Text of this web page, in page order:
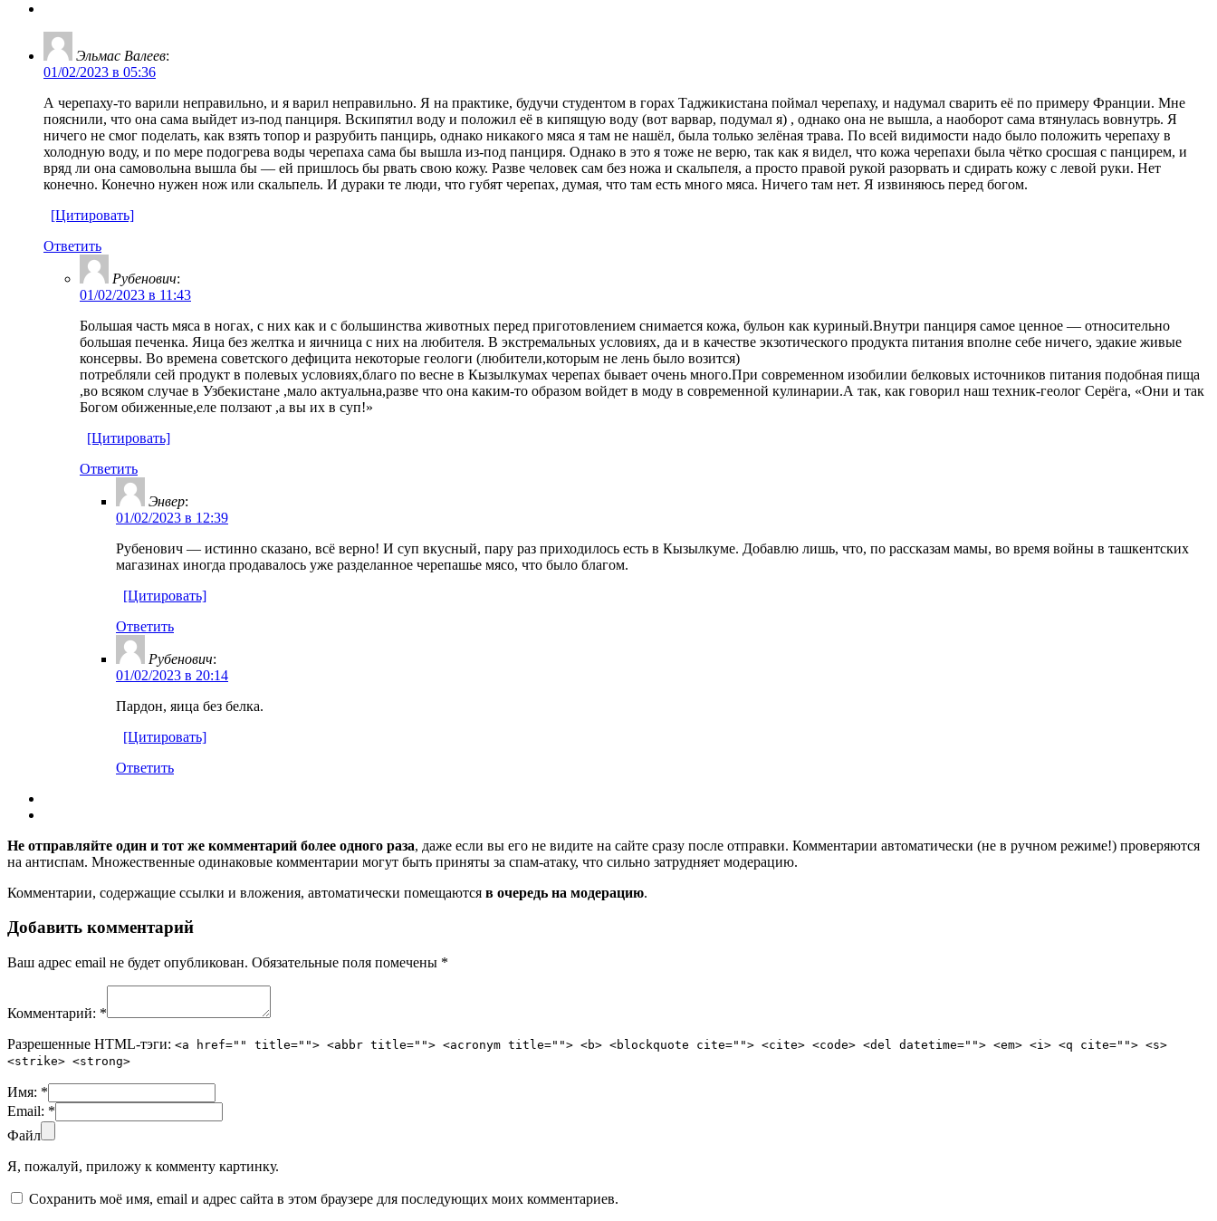
Эльмас Валеев:
01/02/2023 в 05:36
А черепаху-то варили неправильно, и я варил неправильно. Я на практике, будучи студентом в горах Таджикистана поймал черепаху, и надумал сварить её по примеру Франции. Мне
пояснили, что она сама выйдет из-под панциря. Вскипятил воду и положил её в кипящую воду (вот варвар, подумал я) , однако она не вышла, а наоборот сама втянулась вовнутрь. Я
ничего не смог поделать, как взять топор и разрубить панцирь, однако никакого мяса я там не нашёл, была только зелёная трава. По всей видимости надо было положить черепаху в
холодную воду, и по мере подогрева воды черепаха сама бы вышла из-под панциря. Однако в это я тоже не верю, так как я видел, что кожа черепахи была чётко сросшая с панцирем, и
вряд ли она самовольна вышла бы — ей пришлось бы рвать свою кожу. Разве человек сам без ножа и скальпеля, а просто правой рукой разорвать и сдирать кожу с левой руки. Нет
конечно. Конечно нужен нож или скальпель. И дураки те люди, что губят черепах, думая, что там есть много мяса. Ничего там нет. Я извиняюсь перед богом.
[Цитировать]
Ответить
Рубенович:
01/02/2023 в 11:43
Большая часть мяса в ногах, с них как и с большинства животных перед приготовлением снимается кожа, бульон как куриный.Внутри панциря самое ценное — относительно
большая печенка. Яица без желтка и яичница с них на любителя. В экстремальных условиях, да и в качестве экзотического продукта питания вполне себе ничего, эдакие живые
консервы. Во времена советского дефицита некоторые геологи (любители,которым не лень было возится)
потребляли сей продукт в полевых условиях,благо по весне в Кызылкумах черепах бывает очень много.При современном изобилии белковых источников питания подобная пища
,во всяком случае в Узбекистане ,мало актуальна,разве что она каким-то образом войдет в моду в современной кулинарии.А так, как говорил наш техник-геолог Серёга, «Они и так
Богом обиженные,еле ползают ,а вы их в суп!»
[Цитировать]
Ответить
Энвер:
01/02/2023 в 12:39
Рубенович — истинно сказано, всё верно! И суп вкусный, пару раз приходилось есть в Кызылкуме. Добавлю лишь, что, по рассказам мамы, во время войны в ташкентских
магазинах иногда продавалось уже разделанное черепашье мясо, что было благом.
[Цитировать]
Ответить
Рубенович:
01/02/2023 в 20:14
Пардон, яица без белка.
[Цитировать]
Ответить
Не отправляйте один и тот же комментарий более одного раза, даже если вы его не видите на сайте сразу после отправки. Комментарии автоматически (не в ручном режиме!) проверяются
на антиспам. Множественные одинаковые комментарии могут быть приняты за спам-атаку, что сильно затрудняет модерацию.
Комментарии, содержащие ссылки и вложения, автоматически помещаются в очередь на модерацию.
Добавить комментарий
Ваш адрес email не будет опубликован. Обязательные поля помечены *
Комментарий: *
Разрешенные HTML-тэги: <a href="" title=""> <abbr title=""> <acronym title=""> <b> <blockquote cite=""> <cite> <code> <del datetime=""> <em> <i> <q cite=""> <s>
<strike> <strong>
Имя: *
Email: *
Файл
Я, пожалуй, приложу к комменту картинку.
Сохранить моё имя, email и адрес сайта в этом браузере для последующих моих комментариев.